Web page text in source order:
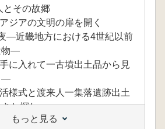
とその故郷
ジアの文明の扉を開く
―近畿地方における4世紀以前
物―
に入れて一古墳出土品から見
―
様式と渡来人一集落遺跡出土
さと探し―
文-特徴的な土器から見たふる
もっと見る